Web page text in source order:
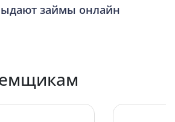
займы онлайн